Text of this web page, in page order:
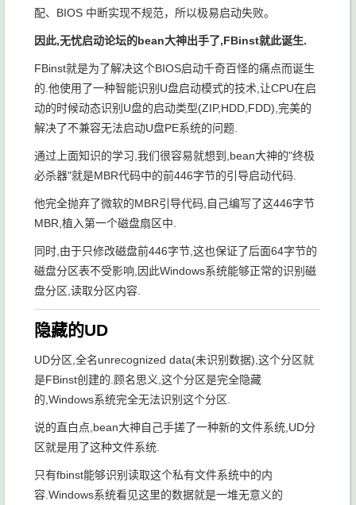
配、BIOS 中断实现不规范，所以极易启动失败。
因此,无忧启动论坛的bean大神出手了,FBinst就此诞生.
FBinst就是为了解决这个BIOS启动千奇百怪的痛点而诞生
的.他使用了一种智能识别U盘启动模式的技术,让CPU在启
动的时候动态识别U盘的启动类型(ZIP,HDD,FDD),完美的
解决了不兼容无法启动U盘PE系统的问题.
通过上面知识的学习,我们很容易就想到,bean大神的"终极
必杀器"就是MBR代码中的前446字节的引导启动代码.
他完全抛弃了微软的MBR引导代码,自己编写了这446字节
MBR,植入第一个磁盘扇区中.
同时,由于只修改磁盘前446字节,这也保证了后面64字节的
磁盘分区表不受影响,因此Windows系统能够正常的识别磁
盘分区,读取分区内容.
隐藏的UD
UD分区,全名unrecognized data(未识别数据),这个分区就
是FBinst创建的.顾名思义,这个分区是完全隐藏
的,Windows系统完全无法识别这个分区.
说的直白点,bean大神自己手搓了一种新的文件系统,UD分
区就是用了这种文件系统.
只有fbinst能够识别读取这个私有文件系统中的内
容.Windows系统看见这里的数据就是一堆无意义的